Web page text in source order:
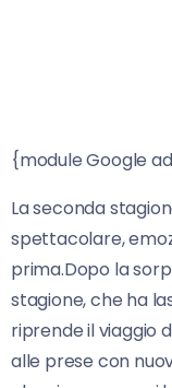
{module Google
La seconda
spettacolare,
prima.Dopo la
stagione, che ha
riprende il viaggio
alle prese con